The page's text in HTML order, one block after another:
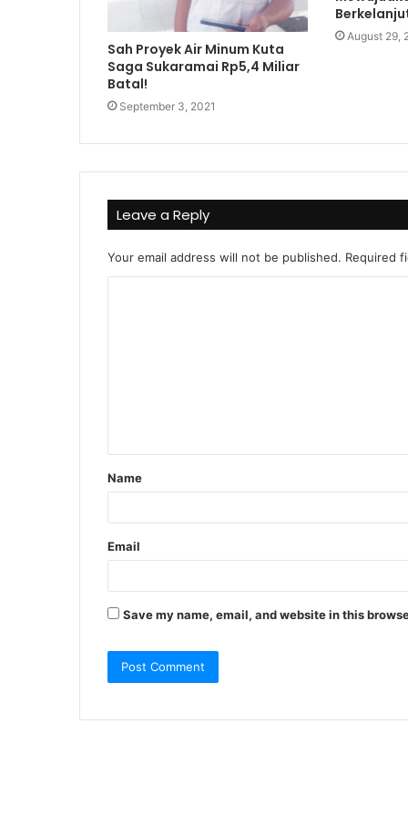
Sah Proyek Air Minum Kuta
Saga Sukaramai Rp5,4 Miliar
Batal!
September 3, 2021
August 29,
Leave a Reply
Your email address will not be published. Required
t
*
Name
Email
Save my name, email, and website in this